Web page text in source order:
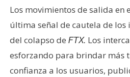
Los movimientos de salida en
última señal de cautela de los
del colapso de FTX. Los
esforzando para brindar más
confianza a los usuarios,